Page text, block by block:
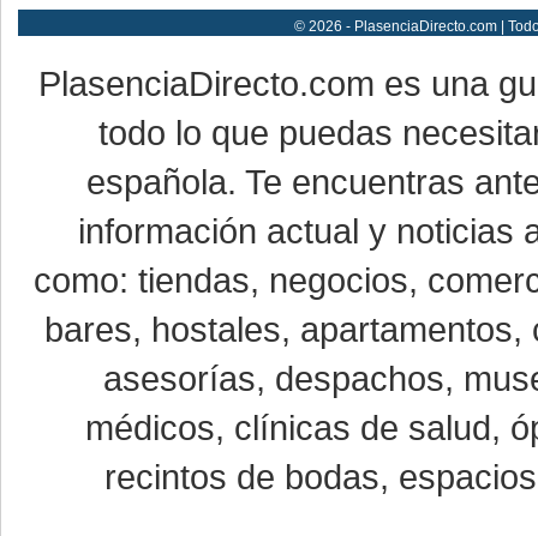
© 2026 - PlasenciaDirecto.com |
PlasenciaDirecto.com es una
todo lo que puedas
española. Te encuentras
información actual y noticias
como: tiendas, negocios,
bares, hostales,
asesorías, despachos,
médicos, clínicas de salud,
recintos de bodas,